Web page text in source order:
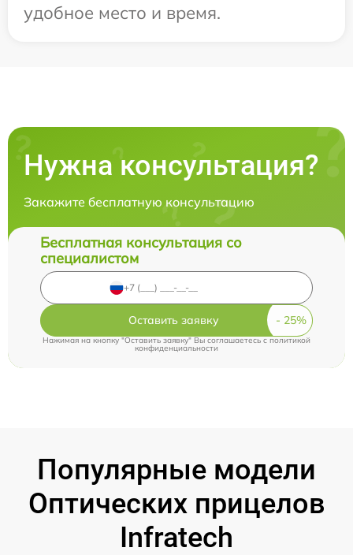
удобное место и время.
Нужна консультация?
Закажите бесплатную консультацию
Бесплатная консультация со
специалистом
Оставить заявку
Нажимая на кнопку "Оставить заявку" Вы соглашаетесь cполитикой
конфиденциальности
Популярные модели
Оптических прицелов
Infratech